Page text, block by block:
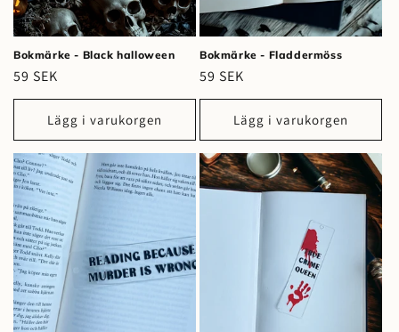
Bokmärke - Black halloween
Ordinarie
pris
59 SEK
Lägg i varukorgen
Bokmärke - Fladdermöss
Ordinarie
pris
59 SEK
Lägg i varukorgen